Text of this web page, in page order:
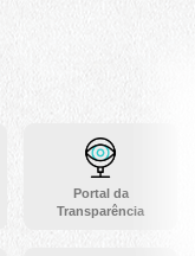
Portal da
Transparência